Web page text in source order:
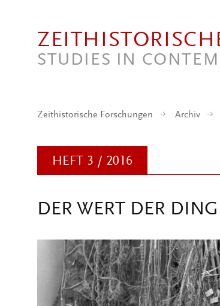
STUDIES IN
Zeithistorische Forschungen Archiv
HEFT 3 / 2016
DER WERT DER